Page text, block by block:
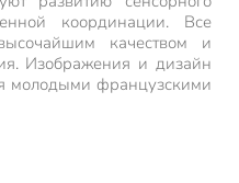
координации. Все
качеством и
Изображения и дизайн
молодыми французскими